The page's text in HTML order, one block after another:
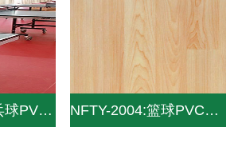
NFTY-2003:乒乓球PVC地板_PVC运动地板_pvc塑胶地板 NFTY-2004:篮球PVC地板_PVC运动地板